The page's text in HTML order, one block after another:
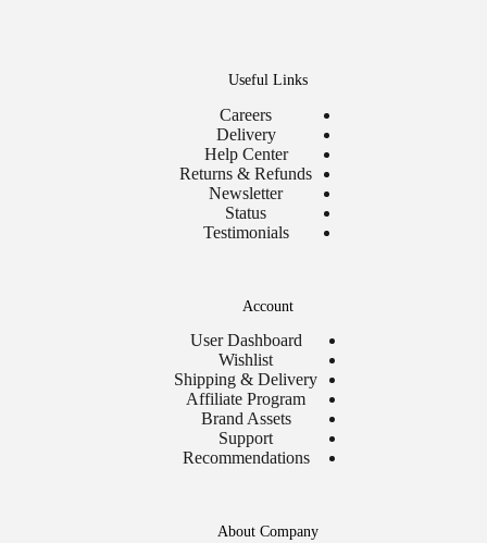
Useful Links
Careers
Delivery
Help Center
Returns & Refunds
Newsletter
Status
Testimonials
Account
User Dashboard
Wishlist
Shipping & Delivery
Affiliate Program
Brand Assets
Support
Recommendations
About Company